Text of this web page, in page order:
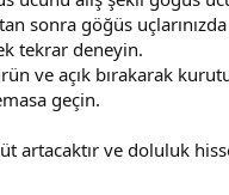
sonra göğüs
tekrar deneyin.
ve açık bırakarak
geçin.
artacaktır ve doluluk